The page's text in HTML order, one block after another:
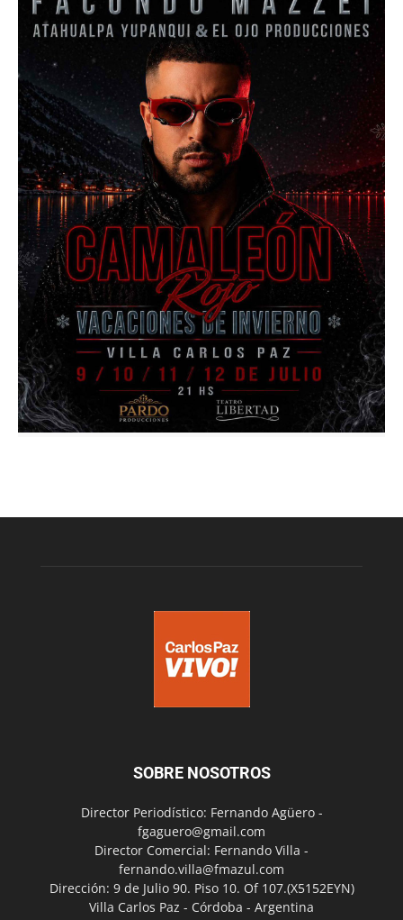
SOBRE NOSOTROS
Director Periodístico: Fernando Agüero -
fgaguero@gmail.com
Director Comercial: Fernando Villa -
fernando.villa@fmazul.com
Dirección: 9 de Julio 90. Piso 10. Of 107.(X5152EYN)
Villa Carlos Paz - Córdoba - Argentina